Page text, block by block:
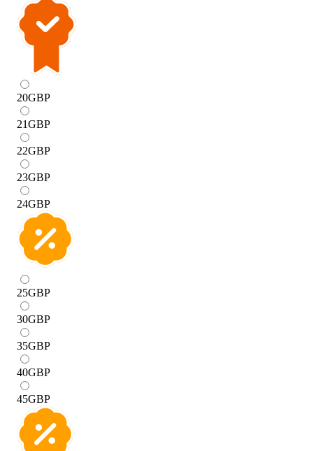
20GBP
21GBP
22GBP
23GBP
24GBP
25GBP
30GBP
35GBP
40GBP
45GBP